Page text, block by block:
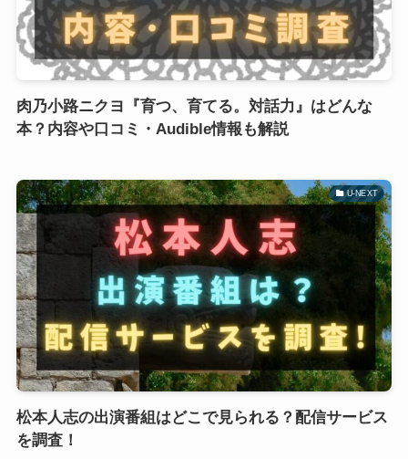
肉乃小路ニクヨ『育つ、育てる。対話力』はどんな
本？内容や口コミ・Audible情報も解説
U-NEXT
松本人志の出演番組はどこで見られる？配信サービス
を調査！